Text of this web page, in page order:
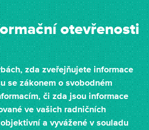
otevřenosti
zda zveřejňujete informace
se zákonem o svobodném
či zda jsou informace
ve vašich radničních
a vyvážené v souladu